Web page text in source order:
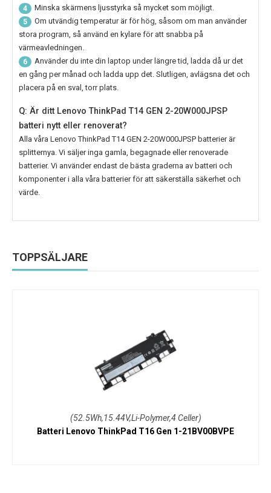
4 Minska skärmens ljusstyrka så mycket som möjligt.
5
Om utvändig temperatur är för hög, såsom om man använder
stora program, så använd en kylare för att snabba på
värmeavledningen.
6
Använder du inte din laptop under längre tid, ladda då ur det
en gång per månad och ladda upp det. Slutligen, avlägsna det och
placera på en sval, torr plats.
Q: Är ditt Lenovo ThinkPad T14 GEN 2-20W000JPSP
batteri nytt eller renoverat?
Alla våra Lenovo ThinkPad T14 GEN 2-20W000JPSP batterier är
splitternya. Vi säljer inga gamla, begagnade eller renoverade
batterier. Vi använder endast de bästa graderna av batteri och
komponenter i alla våra batterier för att säkerställa säkerhet och
värde.
TOPPSÄLJARE
(52.5Wh,15.44V,Li-Polymer,4 Celler)
Batteri Lenovo ThinkPad T16 Gen 1-21BV00BVPE